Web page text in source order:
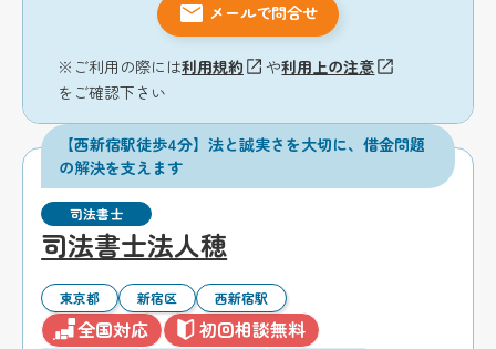
メールで問合せ
※ご利用の際には利用規約 や利用上の注意
をご確認下さい
【西新宿駅徒歩4分】法と誠実さを大切に、借金問題
の解決を支えます
司法書士
司法書士法人穂
東京都 新宿区 西新宿駅
全国対応 初回相談無料